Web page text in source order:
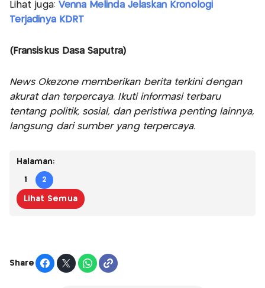
Lihat juga: Venna Melinda Jelaskan Kronologi
Terjadinya KDRT
(Fransiskus Dasa Saputra)
News Okezone memberikan berita terkini dengan
akurat dan terpercaya. Ikuti informasi terbaru
tentang politik, sosial, dan peristiwa penting lainnya,
langsung dari sumber yang terpercaya.
Halaman:
1 2
Lihat Semua
Share